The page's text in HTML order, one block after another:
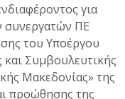
για
συνεργατών ΠΕ
του Υποέργου
Συμβουλευτικής
Μακεδονίας» της
προώθησης της